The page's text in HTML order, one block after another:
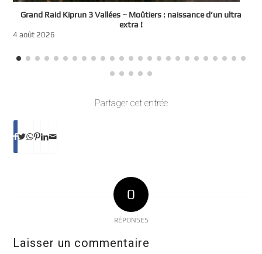
Grand Raid Kiprun 3 Vallées – Moûtiers : naissance d’un ultra
extra !
4 août 2026
Partager cet entrée
0
RÉPONSES
Laisser un commentaire